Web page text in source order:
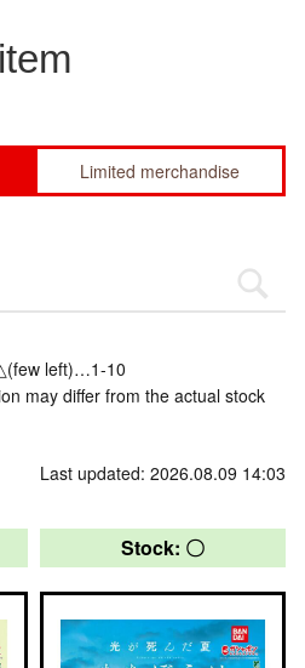
item
Limited merchandise
left)…1-10
may differ from the actual stock
Last updated: 2026.08.09 14:03
Stock: 〇